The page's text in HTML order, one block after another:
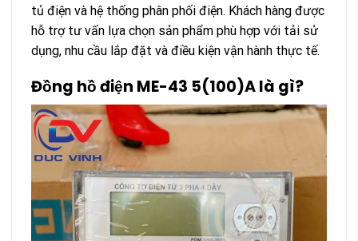
tủ điện và hệ thống phân phối điện. Khách hàng được
hỗ trợ tư vấn lựa chọn sản phẩm phù hợp với tải sử
dụng, nhu cầu lắp đặt và điều kiện vận hành thực tế.
Đồng hồ điện ME-43 5(100)A là gì?